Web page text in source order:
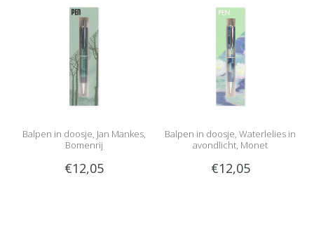
Balpen in doosje, Jan Mankes,
Bomenrij
€12,05
Balpen in doosje, Waterlelies in
avondlicht, Monet
€12,05